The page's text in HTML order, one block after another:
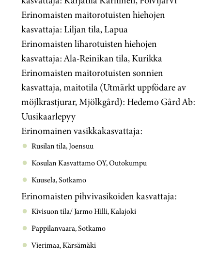
Erinomaisten maitorotuisten hiehojen
kasvattaja: Liljan tila, Lapua
Erinomaisten liharotuisten hiehojen
kasvattaja: Ala-Reinikan tila, Kurikka
Erinomaisten maitorotuisten sonnien
kasvattaja, maitotila (Utmärkt uppfödare av
möjlkrastjurar, Mjölkgård): Hedemo Gård Ab:
Uusikaarlepyy
Erinomainen vasikkakasvattaja:
Rusilan tila, Joensuu
Kosulan Kasvattamo OY, Outokumpu
Kuusela, Sotkamo
Erinomaisten pihvivasikoiden kasvattaja:
Kivisuon tila/ Jarmo Hilli, Kalajoki
Pappilanvaara, Sotkamo
Vierimaa, Kärsämäki